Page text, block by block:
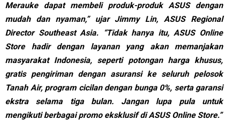
Merauke dapat membeli produk-produk ASUS dengan
mudah dan nyaman,” ujar Jimmy Lin, ASUS Regional
Director Southeast Asia. “Tidak hanya itu, ASUS Online
Store hadir dengan layanan yang akan memanjakan
masyarakat Indonesia, seperti potongan harga khusus,
gratis pengiriman dengan asuransi ke seluruh pelosok
Tanah Air, program cicilan dengan bunga 0%, serta garansi
ekstra selama tiga bulan. Jangan lupa pula untuk
mengikuti berbagai promo eksklusif di ASUS Online Store.”